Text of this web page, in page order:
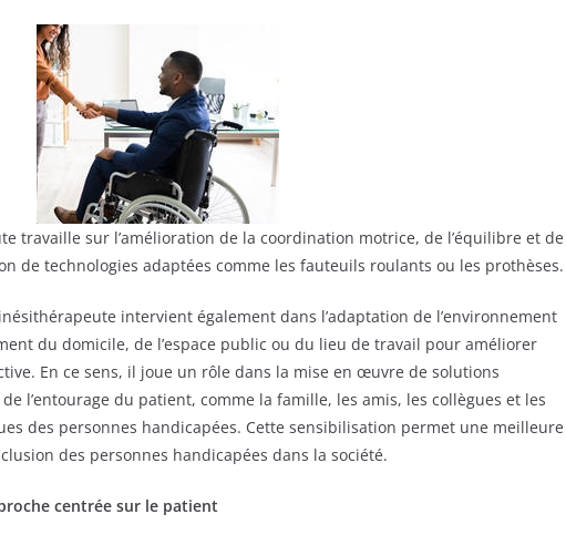
travaille sur l’amélioration de la coordination motrice, de l’équilibre et de
de technologies adaptées comme les fauteuils roulants ou les prothèses.
intervient également dans l’adaptation de l’environnement
du domicile, de l’espace public ou du lieu de travail pour améliorer
En ce sens, il joue un rôle dans la mise en œuvre de solutions
l’entourage du patient, comme la famille, les amis, les collègues et les
des personnes handicapées. Cette sensibilisation permet une meilleure
des personnes handicapées dans la société.
centrée sur le patient